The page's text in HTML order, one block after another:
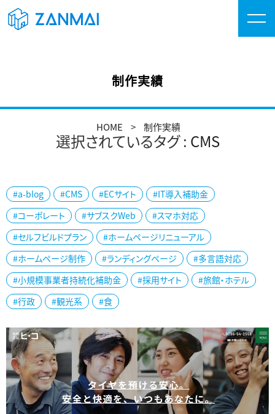
制作実績
HOME 制作実績
選択されているタグ : CMS
#a-blog #CMS #ECサイト
#IT導入補助金
#コーポレート
#サブスクWeb
#スマホ対応
#セルフビルドプラン
#ホームページリニューアル
#ホームページ制作
#ランディングページ
#多言語対応
#小規模事業者持続化補助金
#採用サイト
#旅館・ホテル
#行政
#観光系 #食